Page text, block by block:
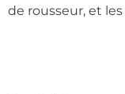
de rousseur, et